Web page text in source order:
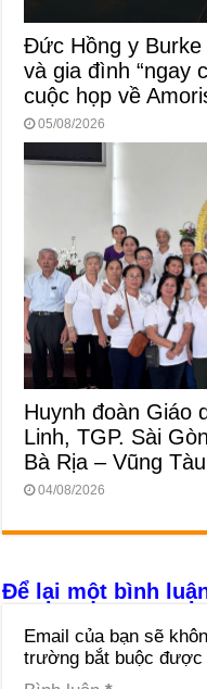
Đức Hồng y Burke
và gia đình “ngay
cuộc họp về
05/08/2026
Huynh đoàn Giáo
Linh, TGP. Sài
Bà Rịa – Vũng Tàu
04/08/2026
Để lại một bình
Email của bạn sẽ
trường bắt buộc